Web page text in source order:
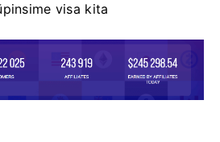
visa kita